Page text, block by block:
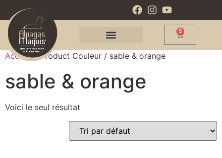
0
Accueil/ Product Couleur / sable & orange
sable & orange
Voici le seul résultat